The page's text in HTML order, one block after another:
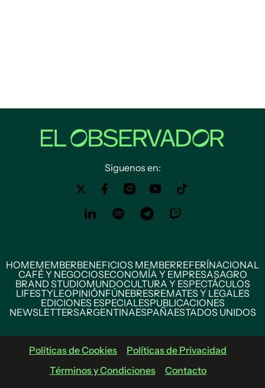
Siguenos en:
HOMEMEMBERBENEFICIOS MEMBERREFERÍNACIONAL
CAFÉ Y NEGOCIOSECONOMÍA Y EMPRESASAGRO
BRAND STUDIOMUNDOCULTURA Y ESPECTÁCULOS
LIFESTYLEOPINIÓNFÚNEBRESREMATES Y LEGALES
EDICIONES ESPECIALESPUBLICACIONES
NEWSLETTERSARGENTINAESPAÑAESTADOS UNIDOS
Políticas de Cookies
Políticas de Privacidad
Términos y Condiciones
Contacto